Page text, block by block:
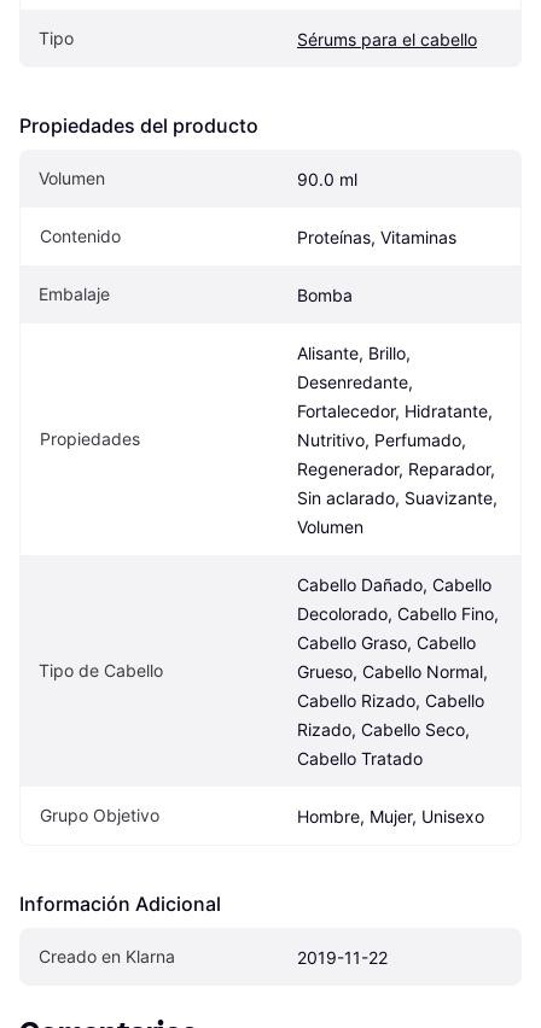
Tipo Sérums para el cabello
Propiedades del producto
Volumen 90.0 ml
Contenido Proteínas, Vitaminas
Embalaje Bomba
Propiedades
Alisante, Brillo,
Desenredante,
Fortalecedor, Hidratante,
Nutritivo, Perfumado,
Regenerador, Reparador,
Sin aclarado, Suavizante,
Volumen
Tipo de Cabello
Cabello Dañado, Cabello
Decolorado, Cabello Fino,
Cabello Graso, Cabello
Grueso, Cabello Normal,
Cabello Rizado, Cabello
Rizado, Cabello Seco,
Cabello Tratado
Grupo Objetivo Hombre, Mujer, Unisexo
Información Adicional
Creado en Klarna 2019-11-22